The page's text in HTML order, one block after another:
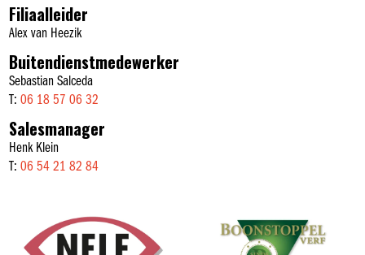
Filiaalleider
Alex van Heezik
Buitendienstmedewerker
Sebastian Salceda
T:06 18 57 06 32
Salesmanager
Henk Klein
T:06 54 21 82 84